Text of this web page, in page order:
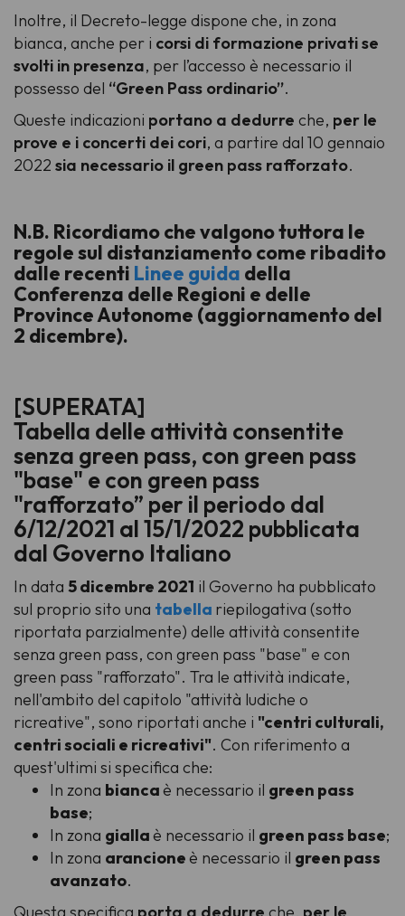
Inoltre, il Decreto-legge dispone che, in zona
bianca, anche per i corsi di formazione privati se
svolti in presenza, per l’accesso è necessario il
possesso del “Green Pass ordinario”.
Queste indicazioni portano a dedurre che, per le
prove e i concerti dei cori, a partire dal 10 gennaio
2022 sia necessario il green pass rafforzato.
N.B. Ricordiamo che valgono tuttora le
regole sul distanziamento come ribadito
dalle recenti Linee guida della
Conferenza delle Regioni e delle
Province Autonome (aggiornamento del
2 dicembre).
[SUPERATA]
Tabella delle attività consentite
senza green pass, con green pass
"base" e con green pass
"rafforzato” per il periodo dal
6/12/2021 al 15/1/2022 pubblicata
dal Governo Italiano
In data 5 dicembre 2021 il Governo ha pubblicato
sul proprio sito una tabella riepilogativa (sotto
riportata parzialmente) delle attività consentite
senza green pass, con green pass "base" e con
green pass "rafforzato". Tra le attività indicate,
nell'ambito del capitolo "attività ludiche o
ricreative", sono riportati anche i "centri culturali,
centri sociali e ricreativi". Con riferimento a
quest'ultimi si specifica che:
In zona biancaè necessario il green pass
base;
In zona giallaè necessario il green pass base;
In zona arancioneè necessario il green pass
avanzato.
Questa specifica porta a dedurre che, per le